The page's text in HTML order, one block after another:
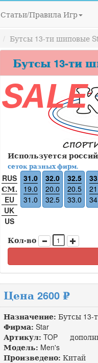
Статьи/Правила Игр
Бутсы 13-ти шиповые
Бутсы 13-ти
SALE
Используется
сеток разных фирм.
RUS
СМ.
EU
UK
US
31.0
19.0
31.0
32.0
20.0
32.5
32.5
20.5
33.0
Кол-во
Цена 2600 ₽
Назначение: Бутсы 13-
Фирма: Star
Артикул: TOP
Модель: Men's
Произведено: Китай